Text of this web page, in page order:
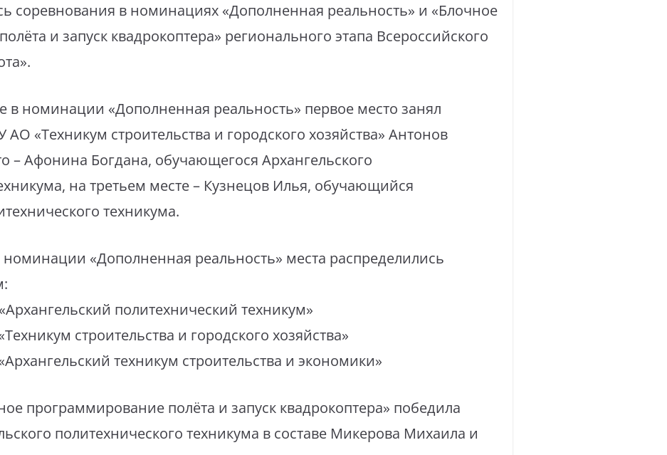
соревнования в номинациях «Дополненная реальность» и «Блочное
и запуск квадрокоптера» регионального этапа Всероссийского
в номинации «Дополненная реальность» первое место занял
«Техникум строительства и городского хозяйства» Антонов
– Афонина Богдана, обучающегося Архангельского
на третьем месте – Кузнецов Илья, обучающийся
техникума.
«Дополненная реальность» места распределились
политехнический техникум»
строительства и городского хозяйства»
техникум строительства и экономики»
программирование полёта и запуск квадрокоптера» победила
политехнического техникума в составе Микерова Михаила и